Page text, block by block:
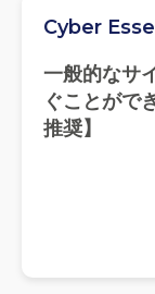
Cyber
一般的なサ
ぐことがで
推奨】